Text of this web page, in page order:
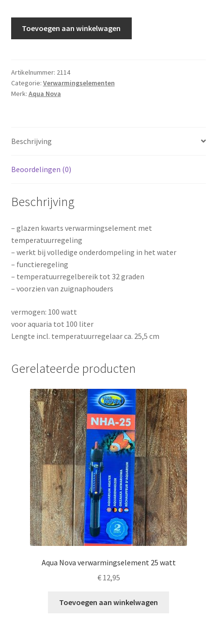
watt
aantal
Toevoegen aan winkelwagen
Artikelnummer: 2114
Categorie: Verwarmingselementen
Merk: Aqua Nova
Beschrijving
Beoordelingen (0)
Beschrijving
– glazen kwarts verwarmingselement met
temperatuurregeling
– werkt bij volledige onderdompeling in het water
– functieregeling
– temperatuurregelbereik tot 32 graden
– voorzien van zuignaphouders
vermogen: 100 watt
voor aquaria tot 100 liter
Lengte incl. temperatuurregelaar ca. 25,5 cm
Gerelateerde producten
Aqua Nova verwarmingselement 25 watt
€12,95
Toevoegen aan winkelwagen